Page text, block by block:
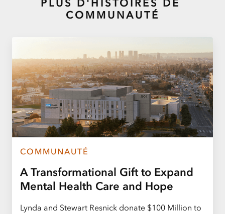
PLUS D'HISTOIRES DE
COMMUNAUTÉ
COMMUNAUTÉ
A Transformational Gift to Expand
Mental Health Care and Hope
Lynda and Stewart Resnick donate $100 Million to